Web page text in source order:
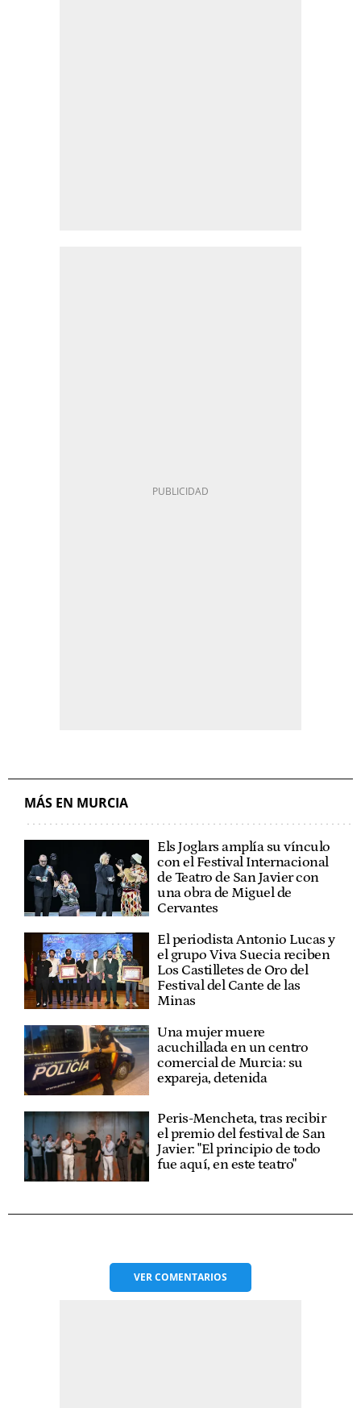
MÁS EN MURCIA
Els Joglars amplía su vínculo
con el Festival Internacional
de Teatro de San Javier con
una obra de Miguel de
Cervantes
El periodista Antonio Lucas y
el grupo Viva Suecia reciben
Los Castilletes de Oro del
Festival del Cante de las
Minas
Una mujer muere
acuchillada en un centro
comercial de Murcia: su
expareja, detenida
Peris-Mencheta, tras recibir
el premio del festival de San
Javier: "El principio de todo
fue aquí, en este teatro"
VERCOMENTARIOS